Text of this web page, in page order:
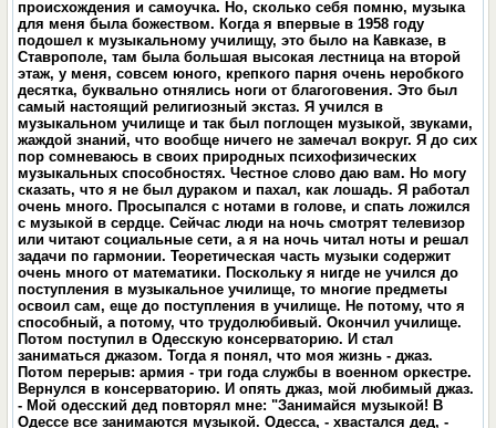
происхождения и самоучка. Но, сколько себя помню, музыка
для меня была божеством. Когда я впервые в 1958 году
подошел к музыкальному училищу, это было на Кавказе, в
Ставрополе, там была большая высокая лестница на второй
этаж, у меня, совсем юного, крепкого парня очень неробкого
десятка, буквально отнялись ноги от благоговения. Это был
самый настоящий религиозный экстаз. Я учился в
музыкальном училище и так был поглощен музыкой, звуками,
жаждой знаний, что вообще ничего не замечал вокруг. Я до сих
пор сомневаюсь в своих природных психофизических
музыкальных способностях. Честное слово даю вам. Но могу
сказать, что я не был дураком и пахал, как лошадь. Я работал
очень много. Просыпался с нотами в голове, и спать ложился
с музыкой в сердце. Сейчас люди на ночь смотрят телевизор
или читают социальные сети, а я на ночь читал ноты и решал
задачи по гармонии. Теоретическая часть музыки содержит
очень много от математики. Поскольку я нигде не учился до
поступления в музыкальное училище, то многие предметы
освоил сам, еще до поступления в училище. Не потому, что я
способный, а потому, что трудолюбивый. Окончил училище.
Потом поступил в Одесскую консерваторию. И стал
заниматься джазом. Тогда я понял, что моя жизнь - джаз.
Потом перерыв: армия - три года службы в военном оркестре.
Вернулся в консерваторию. И опять джаз, мой любимый джаз.
- Мой одесский дед повторял мне: "Занимайся музыкой! В
Одессе все занимаются музыкой. Одесса, - хвастался дед, -